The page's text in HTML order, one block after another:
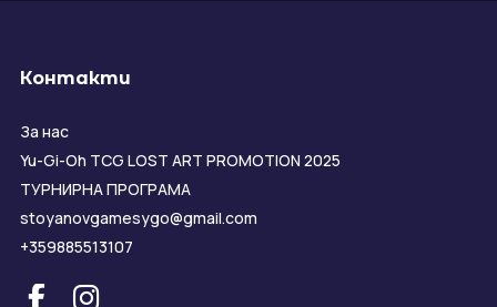
Контакти
За нас
Yu-Gi-Oh TCG LOST ART PROMOTION 2025
ТУРНИРНА ПРОГРАМА
stoyanovgamesygo@gmail.com
+359885513107